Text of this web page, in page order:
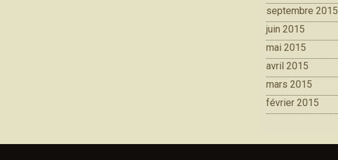
septembre 2015
juin 2015
mai 2015
avril 2015
mars 2015
février 2015